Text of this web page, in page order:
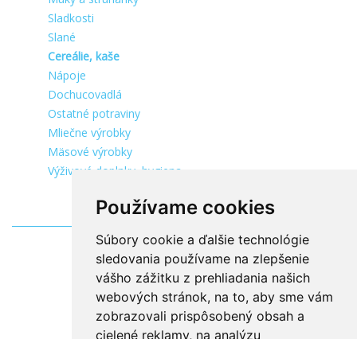
Používame cookies
Súbory cookie a ďalšie technológie
sledovania používame na zlepšenie
vášho zážitku z prehliadania našich
webových stránok, na to, aby sme vám
zobrazovali prispôsobený obsah a
cielené reklamy, na analýzu
Sladkosti
Slané
Cereálie, kaše
Nápoje
Dochucovadlá
Ostatné potraviny
Mliečne výrobky
Mäsové výrobky
Výživové doplnky, hygiena